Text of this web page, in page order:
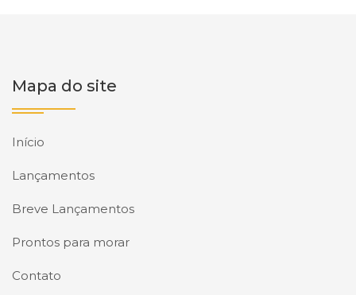
Mapa do site
Início
Lançamentos
Breve Lançamentos
Prontos para morar
Contato